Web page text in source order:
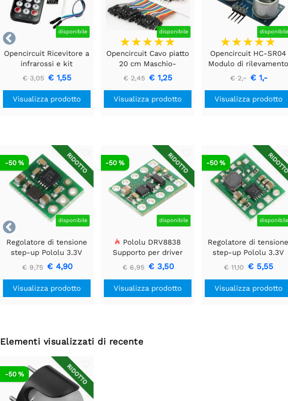
 disponibile
Opencircuit Ricevitore a
infrarossi e kit
telecomando
€ 3,05 € 1,55
Visualizza prodotto
disponibile
Opencircuit Cavo piatto
20 cm Maschio-
Femmina 40 pezzi
€ 2,45 € 1,25
Visualizza prodotto
disponibile
Opencircuit HC-SR04
Modulo di rilevamento
della distanza ad
ultrasuoni
€ 2,- € 1,-
Visualizza prodotto

RIDOTTO
disponibile
-50 %
Regolatore di tensione
step-up Pololu 3.3V
U1V10F3
€ 9,75 € 4,90
Visualizza prodotto
RIDOTTO
disponibile
-50 %
Pololu DRV8838
Supporto per driver
motore CC a spazzola
singola
€ 6,95 € 3,50
Visualizza prodotto
disponibile
-50 %
Regolatore di tensione
step-up Pololu 3.3V
U1V11F3
€ 11,10 € 5,55
Visualizza prodotto
Elementi visualizzati di recente
RIDOTTO
-50 %